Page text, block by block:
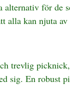
alternativ för de
alla kan njuta
trevlig
sig. En robust